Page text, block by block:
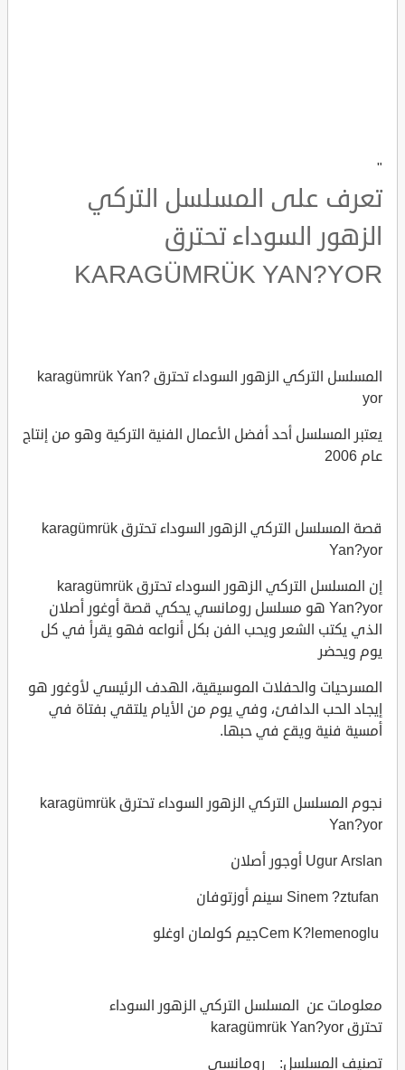
"
تعرف على المسلسل التركي
الزهور السوداء تحترق
KARAGÜMRÜK YAN?YOR
المسلسل التركي الزهور السوداء تحترق karagümrük Yan?
yor
يعتبر المسلسل أحد أفضل الأعمال الفنية التركية وهو من إنتاج
عام 2006
قصة المسلسل التركي الزهور السوداء تحترق karagümrük
Yan?yor
إن المسلسل التركي الزهور السوداء تحترق karagümrük
Yan?yor هو مسلسل رومانسي يحكي قصة أوغور أصلان
الذي يكتب الشعر ويحب الفن بكل أنواعه فهو يقرأ في كل
يوم ويحضر
المسرحيات والحفلات الموسيقية، الهدف الرئيسي لأوغور هو
إيجاد الحب الدافئ، وفي يوم من الأيام يلتقي بفتاة في
أمسية فنية ويقع في حبها.
نجوم المسلسل التركي الزهور السوداء تحترق karagümrük
Yan?yor
Ugur Arslan أوجور أصلان
معلومات عن المسلسل التركي الزهور السوداء
تحترق karagümrük Yan?yor
تصنيف المسلسل: رومانسي